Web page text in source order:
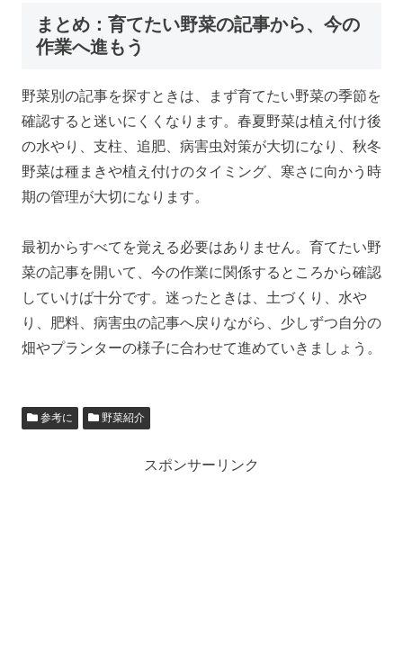
まとめ：育てたい野菜の記事から、今の
作業へ進もう
野菜別の記事を探すときは、まず育てたい野菜の季節を
確認すると迷いにくくなります。春夏野菜は植え付け後
の水やり、支柱、追肥、病害虫対策が大切になり、秋冬
野菜は種まきや植え付けのタイミング、寒さに向かう時
期の管理が大切になります。
最初からすべてを覚える必要はありません。育てたい野
菜の記事を開いて、今の作業に関係するところから確認
していけば十分です。迷ったときは、土づくり、水や
り、肥料、病害虫の記事へ戻りながら、少しずつ自分の
畑やプランターの様子に合わせて進めていきましょう。
参考に 野菜紹介
スポンサーリンク